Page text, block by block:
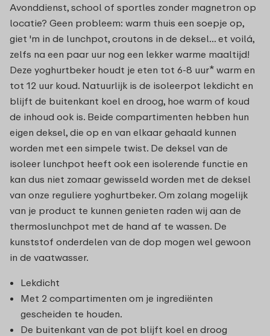
Avonddienst, school of sportles zonder magnetron op
locatie? Geen probleem: warm thuis een soepje op,
giet 'm in de lunchpot, croutons in de deksel... et voilá,
zelfs na een paar uur nog een lekker warme maaltijd!
Deze yoghurtbeker houdt je eten tot 6-8 uur* warm en
tot 12 uur koud. Natuurlijk is de isoleerpot lekdicht en
blijft de buitenkant koel en droog, hoe warm of koud
de inhoud ook is. Beide compartimenten hebben hun
eigen deksel, die op en van elkaar gehaald kunnen
worden met een simpele twist. De deksel van de
isoleer lunchpot heeft ook een isolerende functie en
kan dus niet zomaar gewisseld worden met de deksel
van onze reguliere yoghurtbeker. Om zolang mogelijk
van je product te kunnen genieten raden wij aan de
thermoslunchpot met de hand af te wassen. De
kunststof onderdelen van de dop mogen wel gewoon
in de vaatwasser.
Lekdicht
Met 2 compartimenten om je ingrediënten
gescheiden te houden.
De buitenkant van de pot blijft koel en droog